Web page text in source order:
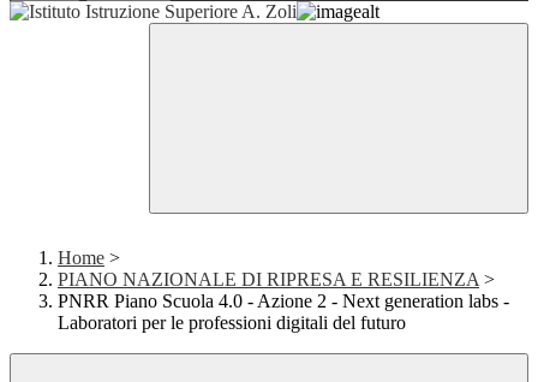
Home >
PIANO NAZIONALE DI RIPRESA E RESILIENZA >
PNRR Piano Scuola 4.0 - Azione 2 - Next generation labs -
Laboratori per le professioni digitali del futuro